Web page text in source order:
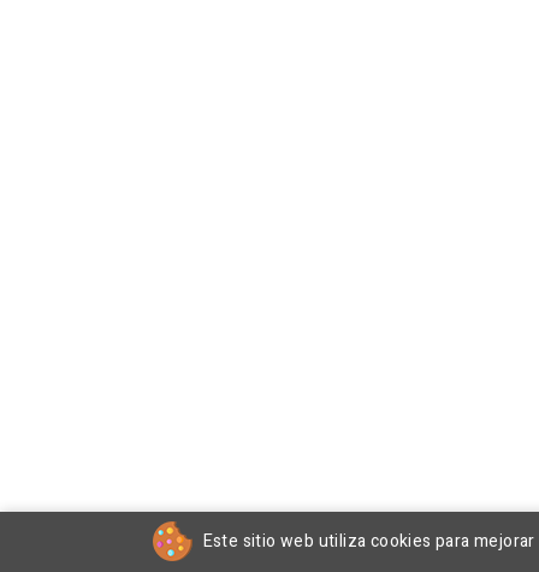
Este sitio web utiliza cookies para